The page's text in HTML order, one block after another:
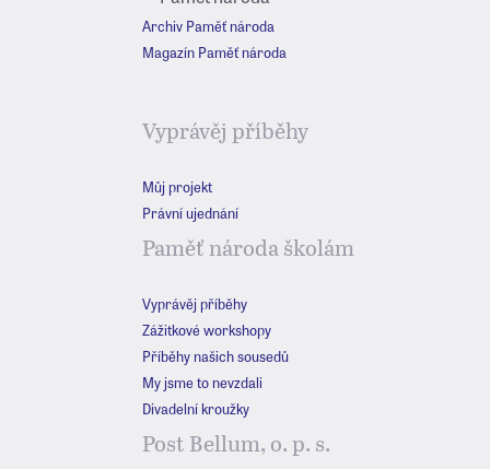
Archiv Paměť národa
Magazín Paměť národa
Vyprávěj příběhy
Můj projekt
Právní ujednání
Paměť národa školám
Vyprávěj příběhy
Zážitkové workshopy
Příběhy našich sousedů
My jsme to nevzdali
Divadelní kroužky
Post Bellum, o. p. s.